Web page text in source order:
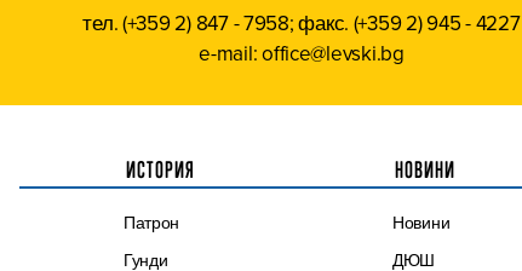
тел. (+359 2) 847 - 7958; факс. (+359 2) 945 - 4227
e-mail: office@levski.bg
ИСТОРИЯ
Патрон
Гунди
НОВИНИ
Новини
ДЮШ